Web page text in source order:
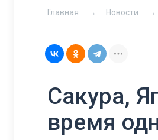
Главная Новости
Сакура,
время